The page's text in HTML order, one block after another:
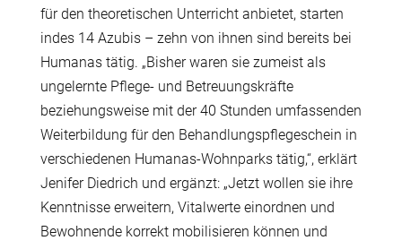
für den theoretischen Unterricht anbietet, starten
indes 14 Azubis – zehn von ihnen sind bereits bei
Humanas tätig. „Bisher waren sie zumeist als
ungelernte Pflege- und Betreuungskräfte
beziehungsweise mit der 40 Stunden umfassenden
Weiterbildung für den Behandlungspflegeschein in
verschiedenen Humanas-Wohnparks tätig,“, erklärt
Jenifer Diedrich und ergänzt: „Jetzt wollen sie ihre
Kenntnisse erweitern, Vitalwerte einordnen und
Bewohnende korrekt mobilisieren können und